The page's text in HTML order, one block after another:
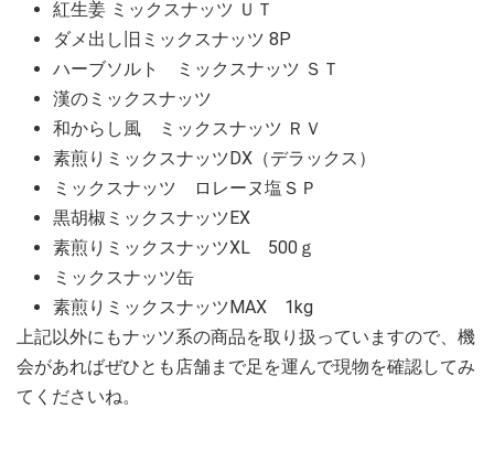
紅生姜 ミックスナッツ ＵＴ
ダメ出し旧ミックスナッツ 8P
ハーブソルト ミックスナッツ ＳＴ
漢のミックスナッツ
和からし風 ミックスナッツ ＲＶ
素煎りミックスナッツDX（デラックス）
ミックスナッツ ロレーヌ塩ＳＰ
黒胡椒ミックスナッツEX
素煎りミックスナッツXL 500ｇ
ミックスナッツ缶
素煎りミックスナッツMAX 1kg
上記以外にもナッツ系の商品を取り扱っていますので、機
会があればぜひとも店舗まで足を運んで現物を確認してみ
てくださいね。